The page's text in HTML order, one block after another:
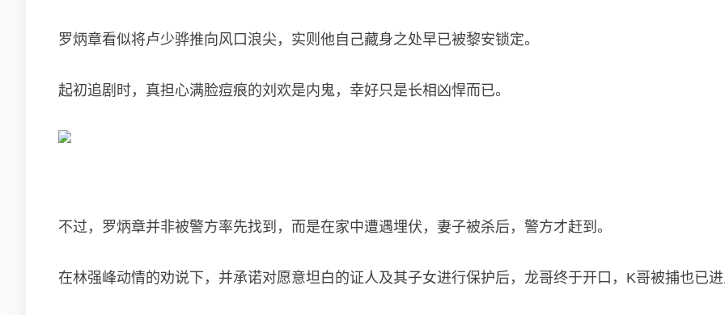
罗炳章看似将卢少骅推向风口浪尖，实则他自己藏身之处早已被黎安锁定。
起初追剧时，真担心满脸痘痕的刘欢是内鬼，幸好只是长相凶悍而已。
不过，罗炳章并非被警方率先找到，而是在家中遭遇埋伏，妻子被杀后，警方才赶到。
在林强峰动情的劝说下，并承诺对愿意坦白的证人及其子女进行保护后，龙哥终于开口，K哥被捕也已进